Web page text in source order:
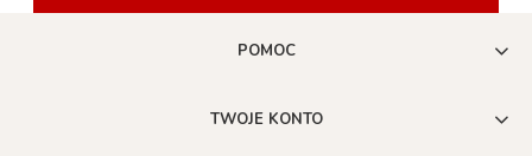
POMOC
TWOJE KONTO